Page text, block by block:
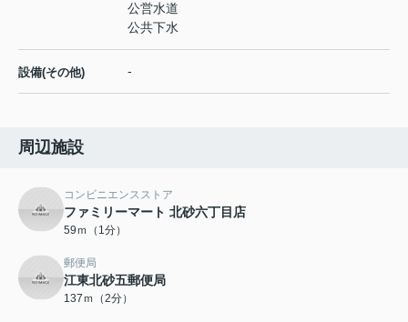
公営水道
公共下水
設備(その他) -
周辺施設
コンビニエンスストア
ファミリーマート 北砂六丁目店
59ｍ（1分）
郵便局
江東北砂五郵便局
137ｍ（2分）